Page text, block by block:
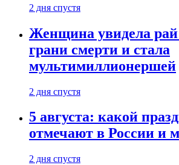
2 дня спустя
Женщина увидела рай
грани смерти и стала
мультимиллионершей
2 дня спустя
5 августа: какой
отмечают в России и
2 дня спустя